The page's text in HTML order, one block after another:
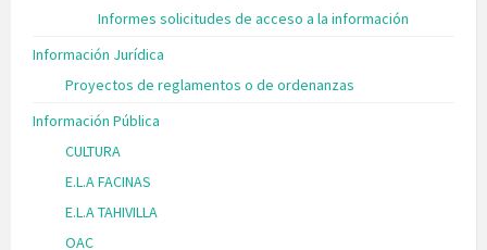
Informes solicitudes de acceso a la información
Información Jurídica
Proyectos de reglamentos o de ordenanzas
Información Pública
CULTURA
E.L.A FACINAS
E.L.A TAHIVILLA
OAC